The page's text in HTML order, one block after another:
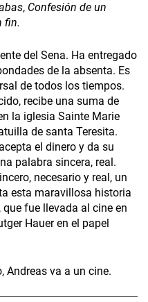
, Confesión de un
fin.
del Sena. Ha entregado
de la absenta. Es
de todos los tiempos.
recibe una suma de
la iglesia Sainte Marie
de santa Teresita.
el dinero y da su
palabra sincera, real.
necesario y real, un
esta maravillosa historia
fue llevada al cine en
Hauer en el papel
Andreas va a un cine.